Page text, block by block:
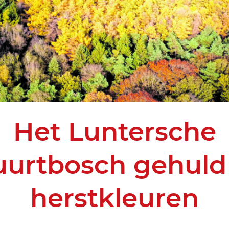
Het Luntersche
herstkleuren